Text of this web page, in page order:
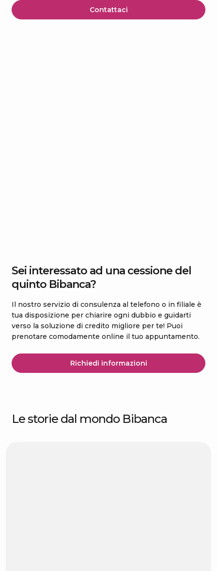
Contattaci
Sei interessato ad una cessione del
quinto Bibanca?
Il nostro servizio di consulenza al telefono o in filiale è
tua disposizione per chiarire ogni dubbio e guidarti
verso la soluzione di credito migliore per te! Puoi
prenotare comodamente online il tuo appuntamento.
Richiedi informazioni
Le storie dal mondo Bibanca